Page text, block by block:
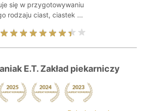
się w przygotowywaniu
rodzaju ciast, ciastek ...
E.T. Zakład piekarniczy